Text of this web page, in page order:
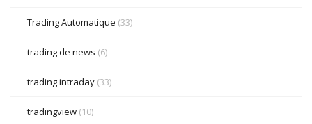
Trading Automatique (33)
trading de news (6)
trading intraday (33)
tradingview (10)